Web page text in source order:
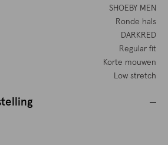
SHOEBY MEN
Ronde hals
DARKRED
Regular fit
Korte mouwen
Low stretch